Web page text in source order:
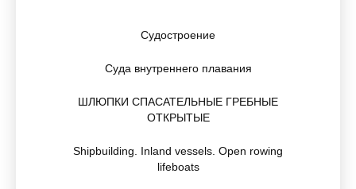
Судостроение
Суда внутреннего плавания
ШЛЮПКИ СПАСАТЕЛЬНЫЕ ГРЕБНЫЕ
ОТКРЫТЫЕ
Shipbuilding. Inland vessels. Open rowing
lifeboats